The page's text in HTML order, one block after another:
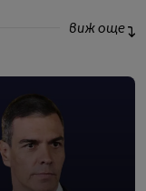
виж още